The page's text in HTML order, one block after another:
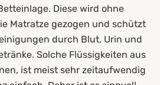
Diese wird ohne
Matratze gezogen und schützt
durch Blut, Urin und
Solche Flüssigkeiten aus
ist meist sehr zeitaufwendig